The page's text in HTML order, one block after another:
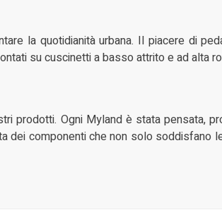
la quotidianità urbana. Il piacere di
su cuscinetti a basso attrito e ad alta
prodotti. Ogni Myland è stata pensata,
dei componenti che non solo soddisfano